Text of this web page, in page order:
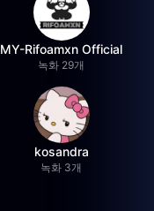
MY-Rifoamxn Official
녹화 29개
kosandra
녹화 3개